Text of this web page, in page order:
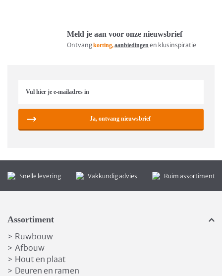
Meld je aan voor onze nieuwsbrief
Ontvangkorting,aanbiedingenen klusinspiratie
Ja, ontvang nieuwsbrief
Snelle levering Vakkundig advies Ruim assortiment
Assortiment
> Ruwbouw
> Afbouw
> Hout en plaat
> Deuren en ramen